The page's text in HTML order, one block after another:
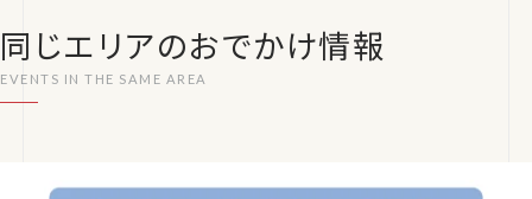
同じエリアのおでかけ情報